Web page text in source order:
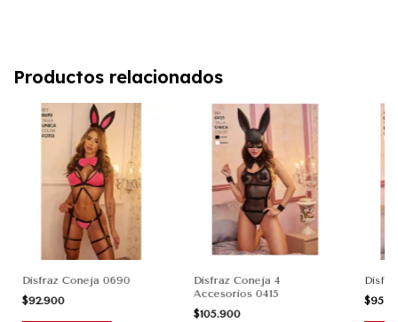
Productos relacionados
Disfraz Coneja 0690
$92.900
Disfraz Coneja 4
Accesorios 0415
$105.900